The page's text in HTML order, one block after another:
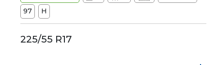
97
H
225/55 R17